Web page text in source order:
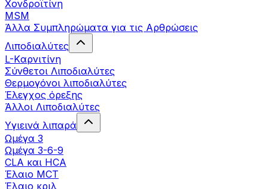
Χονδροϊτίνη
MSM
Άλλα Συμπληρώματα για τις Αρθρώσεις
Λιποδιαλύτες
L-Kαρνιτίνη
Σύνθετοι Λιποδιαλύτες
Θερμογόνοι λιποδιαλύτες
Έλεγχος όρεξης
Άλλοι Λιποδιαλύτες
Υγιεινά λιπαρά
Ωμέγα 3
Ωμέγα 3-6-9
CLA και HCA
Έλαιο MCT
Έλαιο κριλ